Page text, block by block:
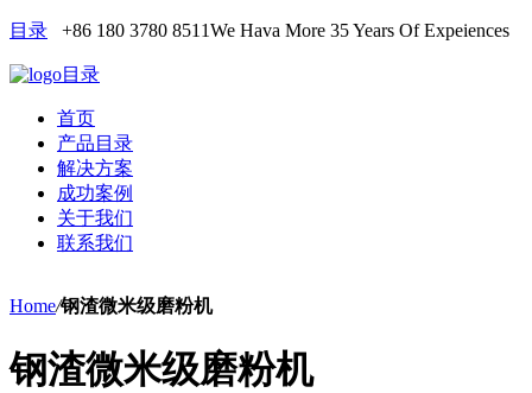
目录 +86 180 3780 8511We Hava More 35 Years Of Expeiences
目录
首页
产品目录
解决方案
成功案例
关于我们
联系我们
Home/钢渣微米级磨粉机
钢渣微米级磨粉机